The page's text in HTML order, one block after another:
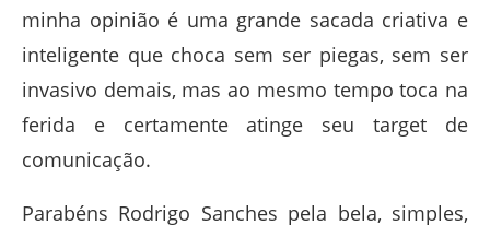
minha opinião é uma grande sacada criativa e
inteligente que choca sem ser piegas, sem ser
invasivo demais, mas ao mesmo tempo toca na
ferida e certamente atinge seu target de
comunicação.
Parabéns Rodrigo Sanches pela bela, simples,